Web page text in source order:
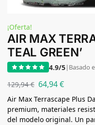
¡Oferta!
AIR MAX
TEAL GREEN’
4.9/5| Basado
129,94€ 64,94€
Air Max Terrascape Plus
premium, materiales
del modelo original. Un